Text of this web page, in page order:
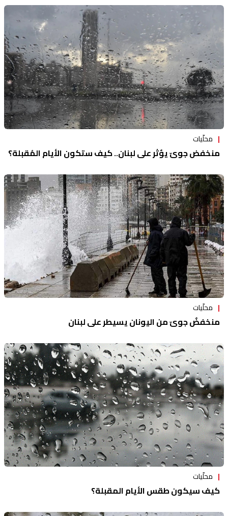
محلّيات
منخفض جويّ يؤثر على لبنان.. كيف ستكون الأيام المُقبلة؟
محلّيات
منخفضٌ جويّ من اليونان يسيطر على لبنان
محلّيات
كيف سيكون طقس الأيام المقبلة؟